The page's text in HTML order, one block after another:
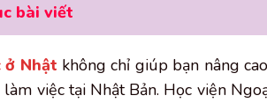
bài viết
Nhật không chỉ giúp bạn nâng
làm việc tại Nhật Bản. Học viện